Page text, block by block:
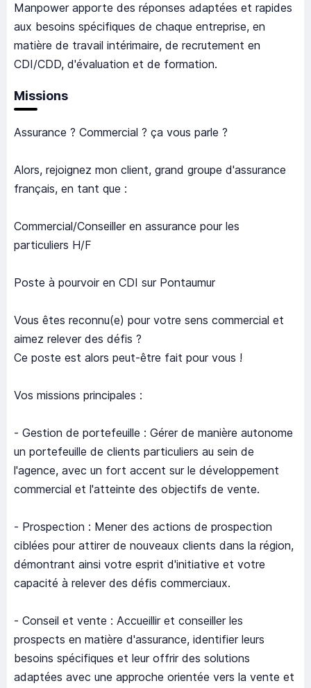
Manpower apporte des réponses adaptées et rapides
aux besoins spécifiques de chaque entreprise, en
matière de travail intérimaire, de recrutement en
CDI/CDD, d'évaluation et de formation.
Missions
Assurance ? Commercial ? ça vous parle ?
Alors, rejoignez mon client, grand groupe d'assurance
français, en tant que :
Commercial/Conseiller en assurance pour les
particuliers H/F
Poste à pourvoir en CDI sur Pontaumur
Vous êtes reconnu(e) pour votre sens commercial et
aimez relever des défis ?
Ce poste est alors peut-être fait pour vous !
Vos missions principales :
- Gestion de portefeuille : Gérer de manière autonome
un portefeuille de clients particuliers au sein de
l'agence, avec un fort accent sur le développement
commercial et l'atteinte des objectifs de vente.
- Prospection : Mener des actions de prospection
ciblées pour attirer de nouveaux clients dans la région,
démontrant ainsi votre esprit d'initiative et votre
capacité à relever des défis commerciaux.
- Conseil et vente : Accueillir et conseiller les
prospects en matière d'assurance, identifier leurs
besoins spécifiques et leur offrir des solutions
adaptées avec une approche orientée vers la vente et